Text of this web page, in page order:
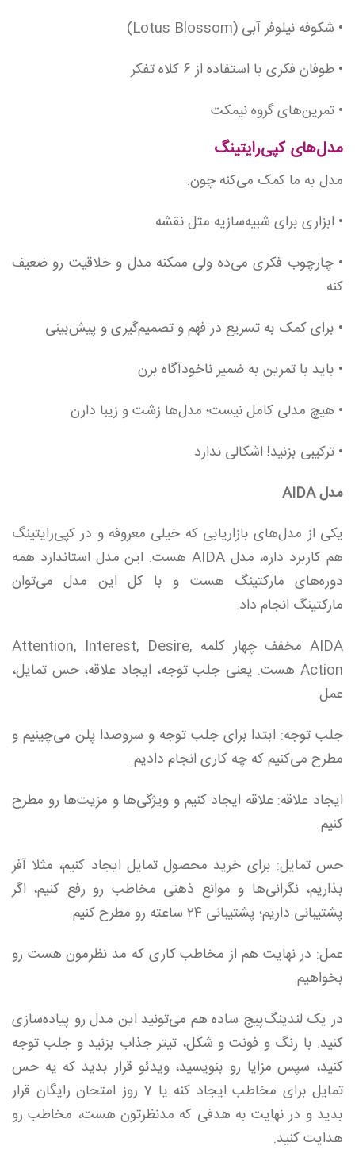
• شکوفه نیلوفر آبی (Lotus Blossom)
• طوفان فکری با استفاده از 6 کلاه تفکر
• تمرین‌های گروه نیمکت
مدل‌های کپی‌رایتینگ
مدل به ما کمک می‌کنه چون:
• ابزاری برای شبیه‌سازیه مثل نقشه
• چارچوب فکری می‌ده ولی ممکنه مدل و خلاقیت رو ضعیف
کنه
• برای کمک به تسریع در فهم و تصمیم‌گیری و پیش‌بینی
• باید با تمرین به ضمیر ناخودآگاه برن
• هیچ مدلی کامل نیست؛ مدل‌ها زشت و زیبا دارن
• ترکیبی بزنید! اشکالی ندارد
مدل AIDA
یکی از مدل‌های بازاریابی که خیلی معروفه و در کپی‌رایتینگ
هم کاربرد داره، مدل AIDA هست. این مدل استاندارد همه
دوره‌های مارکتینگ هست و با کل این مدل می‌توان
مارکتینگ انجام داد.
AIDA مخفف چهار کلمه Attention, Interest, Desire,
Action هست. یعنی جلب توجه، ایجاد علاقه، حس تمایل،
عمل.
جلب توجه: ابتدا برای جلب توجه و سروصدا پلن می‌چینیم و
مطرح می‌کنیم که چه کاری انجام دادیم.
ایجاد علاقه: علاقه ایجاد کنیم و ویژگی‌ها و مزیت‌ها رو مطرح
کنیم.
حس تمایل: برای خرید محصول تمایل ایجاد کنیم، مثلا آفر
بذاریم، نگرانی‌‌ها و موانع ذهنی مخاطب رو رفع کنیم، اگر
پشتیبانی داریم؛ پشتیبانی 24 ساعته رو مطرح کنیم.
عمل: در نهایت هم از مخاطب کاری که مد نظرمون هست رو
بخواهیم.
در یک لندینگ‌پیج ساده هم می‌تونید این مدل رو پیاده‌سازی
کنید. با رنگ و فونت و شکل، تیتر جذاب بزنید و جلب توجه
کنید، سپس مزایا رو بنویسید، ویدئو قرار بدید که یه حس
تمایل برای مخاطب ایجاد کنه یا 7 روز امتحان رایگان قرار
بدید و در نهایت به هدفی که مدنظرتون هست، مخاطب رو
هدایت کنید.